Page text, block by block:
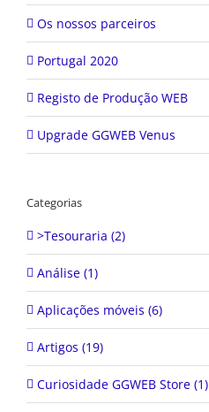
Os nossos parceiros
Portugal 2020
Registo de Produção WEB
Upgrade GGWEB Venus
Categorias
>Tesouraria (2)
Análise (1)
Aplicações móveis (6)
Artigos (19)
Curiosidade GGWEB Store (1)